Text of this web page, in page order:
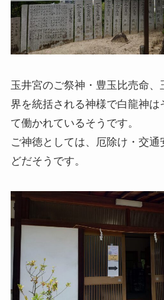
玉井宮のご祭神・豊玉比売命、
界を統括される神様で白龍神は
て働かれているそうです。
ご神徳としては、厄除け・交通
どだそうです。